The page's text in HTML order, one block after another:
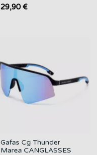
29,90 €
Gafas Cg Thunder
Marea CANGLASSES